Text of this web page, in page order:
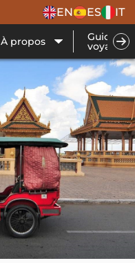
EN ES IT
À propos Guide de
voyage